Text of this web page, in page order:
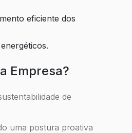
Empresa?
de
uma postura proativa